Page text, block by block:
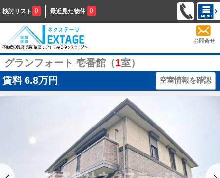
検討リスト 0 最近見た物件 0
お問合せ
グランフォート 壱番館（1室）
賃料 6.8万円 空室情報を確認